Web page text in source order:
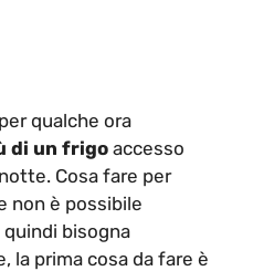
qualche ora
di un frigo accesso
Cosa fare per
non è possibile
bisogna
la prima cosa da fare è